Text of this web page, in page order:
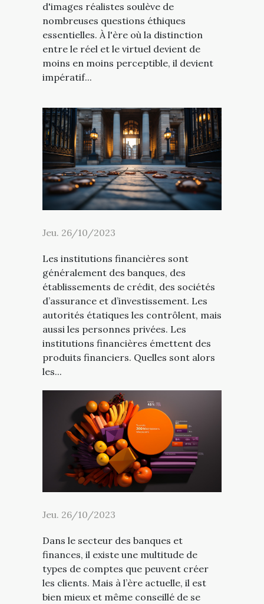
d'images réalistes soulève de
nombreuses questions éthiques
essentielles. À l'ère où la distinction
entre le réel et le virtuel devient de
moins en moins perceptible, il devient
impératif...
Jeu. 26/10/2023
Les institutions financières sont
généralement des banques, des
établissements de crédit, des sociétés
d’assurance et d’investissement. Les
autorités étatiques les contrôlent, mais
aussi les personnes privées. Les
institutions financières émettent des
produits financiers. Quelles sont alors
les...
Jeu. 26/10/2023
Dans le secteur des banques et
finances, il existe une multitude de
types de comptes que peuvent créer
les clients. Mais à l’ère actuelle, il est
bien mieux et même conseillé de se